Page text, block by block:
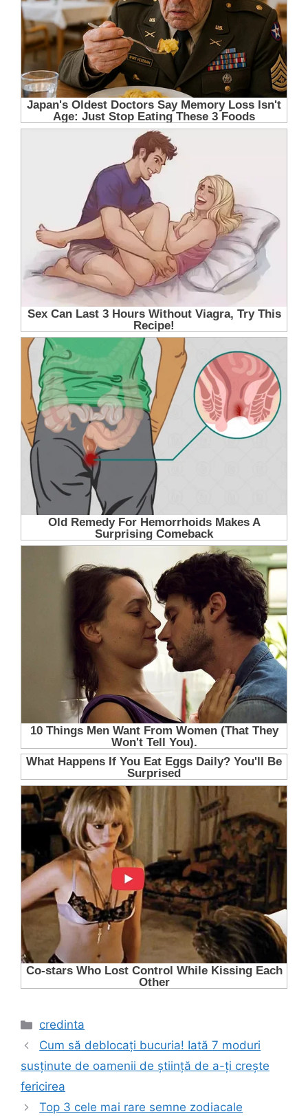
Categorii
credinta
Cum să deblocați bucuria! Iată 7 moduri
susținute de oamenii de știință de a-ți crește
fericirea
Top 3 cele mai rare semne zodiacale